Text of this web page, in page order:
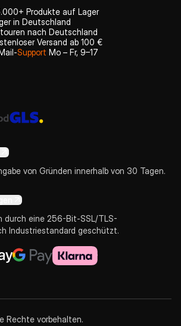
Produkte auf Lager
in Deutschland
nach Deutschland
Versand ab 100 €
Support Mo – Fr, 9–17
von Gründen innerhalb von 30 Tagen.
durch eine 256-Bit-SSL/TLS-
Industriestandard geschützt.
Rechte vorbehalten.